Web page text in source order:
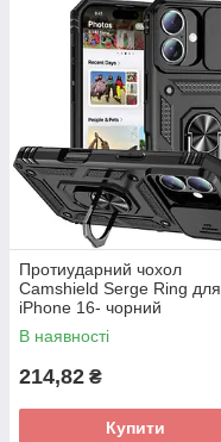
Протиударний чохол
Camshield Serge Ring для
iPhone 16- чорний
В наявності
214,82 ₴
Купити